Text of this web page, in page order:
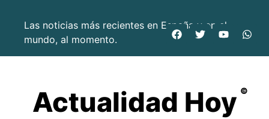
Las noticias más recientes en España y en el
mundo, al momento.
Actualidad Hoy ©